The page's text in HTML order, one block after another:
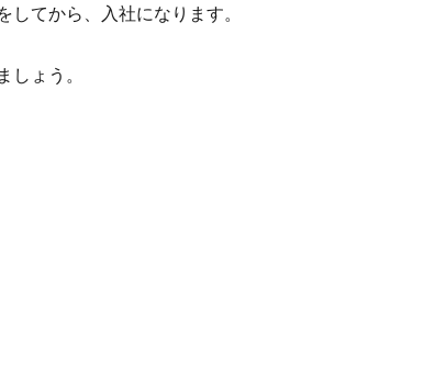
てから、入社になります。
ょう。